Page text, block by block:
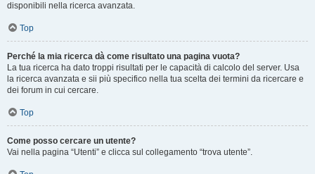
disponibili nella ricerca avanzata.
Top
Perché la mia ricerca dà come risultato una pagina vuota?
La tua ricerca ha dato troppi risultati per le capacità di calcolo del server. Usa
la ricerca avanzata e sii più specifico nella tua scelta dei termini da ricercare e
dei forum in cui cercare.
Top
Come posso cercare un utente?
Vai nella pagina “Utenti” e clicca sul collegamento “trova utente”.